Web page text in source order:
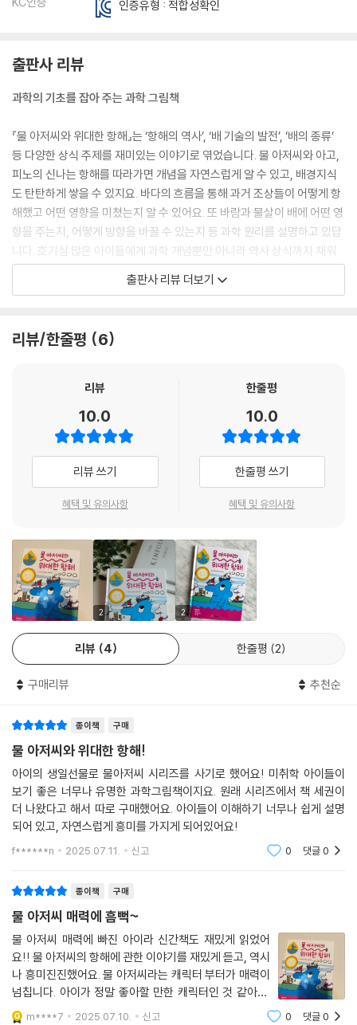
인증유형 : 적합성확인
출판사 리뷰
과학의 기초를 잡아 주는 과학 그림책
『물 아저씨와 위대한 항해』는 ‘항해의 역사’, ‘배 기술의 발전’, ‘배의 종류’
등 다양한 상식 주제를 재미있는 이야기로 엮었습니다. 물 아저씨와 아고,
피노의 신나는 항해를 따라가면 개념을 자연스럽게 알 수 있고, 배경지식
도 탄탄하게 쌓을 수 있지요. 바다의 흐름을 통해 과거 조상들이 어떻게 항
해했고 어떤 영향을 미쳤는지 알 수 있어요. 또 바람과 물살이 배에 어떤 영
향을 주는지, 어떻게 방향을 바꿀 수 있는지 등 과학 원리를 설명하고 있답
니다. 호기심 많은 아이들에게 과학 개념뿐만 아니라 역사 상식까지 채워
줄 수 있는 첫 지식 그림책이에요.
물, 지구본 등 자연물과 물건을 의인화하여 표현했어요. 이를 통해 자연 현
할 수 있어요. 또한 그림 구석구석 저자 특유의 유쾌함을 담은 깨알 재미 요
쳐지는 알록달록한 색감의 그림은 바다 위 떠 있는 다양한 모양의 배를 한
눈에 볼 수 있어 흥미를 끌어올리고 사물에 대한 탐구심이 깊어질 거예요.
실험 코너로 익히는 과학 원리
요. 어려워 보이지만 한 단계씩 차근차근 따라 하다 보면 튼튼한 매듭을 만
들 수 있어요. 실생활에 유용한 실험을 통해 아이들은 과학적 사고력과 문
제 해결 능력, 창의적인 관찰력을 자연스럽게 기를 수 있을 거예요.
출판사 리뷰 더보기
리뷰/한줄평 6
리뷰
10.0
리뷰 쓰기
혜택 및 유의사항
한줄평
10.0
한줄평 쓰기
혜택 및 유의사항
2 2
리뷰 4 한줄평 2
구매리뷰 추천순
종이책 구매
물 아저씨와 위대한 항해!
아이의 생일선물로 물아저씨 시리즈를 사기로 했어요! 미취학 아이들이
보기 좋은 너무나 유명한 과학그림책이지요. 원래 시리즈에서 책 세권이
더 나왔다고 해서 따로 구매했어요. 아이들이 이해하기 너무나 쉽게 설명
되어 있고, 자연스럽게 흥미를 가지게 되어있어요!
f******n 2025.07.11. 신고 0 댓글0
종이책 구매
물 아저씨 매력에 흠뻑~
물 아저씨 매력에 빠진 아이라 신간책도 재밌게 읽었어
요!! 물 아저씨의 항해에 관한 이야기를 재밌게 듣고, 역시
나 흥미진진했어요. 물 아저씨라는 캐릭터 부터가 매력이
넘칩니다. 아이가 정말 좋아할 만한 캐릭터인 것 같아요.
다음 신간도 기대가 큽니다.
m****7 2025.07.10. 신고 0 댓글0